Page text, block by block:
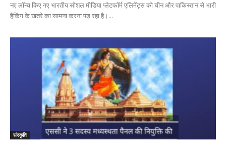
नए लॉन्च किए गए भारतीय सोशल मीडिया प्लेटफॉर्म एलिमेंट्स को चीन और पाकिस्तान से भारी
हैकिंग के खतरे का सामना करना पड़ रहा है।...
संस्कृति